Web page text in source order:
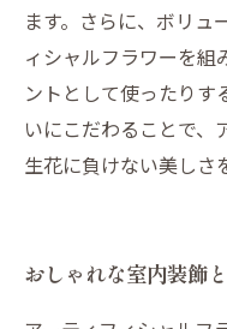
ます。さらに、ボリュ
ィシャルフラワーを組
ントとして使ったりす
いにこだわることで、
生花に負けない美しさ
おしゃれな室内装飾